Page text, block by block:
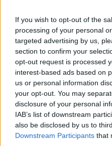
If you wish to opt-out of the
processing of your personal
targeted advertising by us,
section to confirm your
opt-out request is processed
interest-based ads based on
us or personal information
your opt-out. You may
disclosure of your personal
IAB’s list of downstream
also be disclosed by us to
Downstream Participants that
2026.08.07. Farkas András
Ön szerint hogy készül a
habos isler?
Igazi retró klasszikus
szeretnek, és amelyet sokan
újraalkotni....
Szolnok